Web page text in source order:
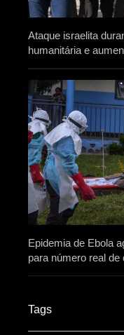
Ataque israelita
humanitária e
Epidemia de Ebola
para número real
Tags